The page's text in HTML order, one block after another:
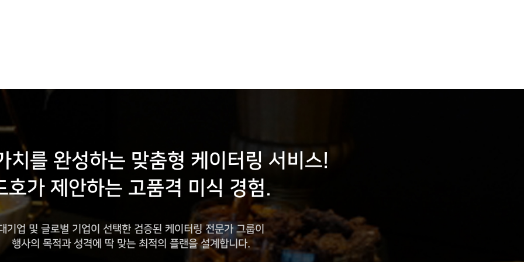
치를 완성하는 맞춤형 케이터링 서비스!
호가 제안하는 고품격 미식 경험.
기업 및 글로벌 기업이 선택한 검증된 케이터링 전문가 그룹이
행사의 목적과 성격에 딱 맞는 최적의 플랜을 설계합니다.